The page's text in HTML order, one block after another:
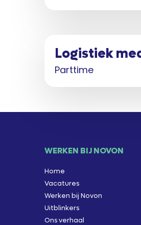
Logistiek
Parttime
WERKEN BIJ NOVON
Home
Vacatures
Werken bij Novon
Uitblinkers
Ons verhaal